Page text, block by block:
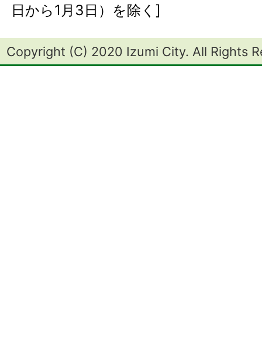
日から1月3日）を除く]
Copyright (C) 2020 Izumi City. All Rights